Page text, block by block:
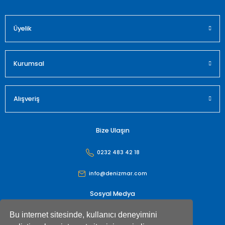
Bu internet sitesinde, kullanıcı deneyimini
Üyelik
Kurumsal
Alışveriş
Bize Ulaşın
0232 483 42 18
info@denizmar.com
Sosyal Medya